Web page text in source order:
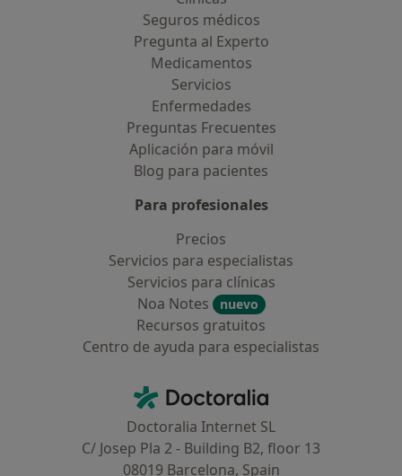
Seguros médicos
Pregunta al Experto
Medicamentos
Servicios
Enfermedades
Preguntas Frecuentes
Aplicación para móvil
Blog para pacientes
Para profesionales
Precios
Servicios para especialistas
Servicios para clínicas
Noa Notes
nuevo
Recursos gratuitos
Centro de ayuda para especialistas
Doctoralia - Página de inicio
Doctoralia Internet SL
C/ Josep Pla 2 - Building B2, floor 13
08019 Barcelona, Spain